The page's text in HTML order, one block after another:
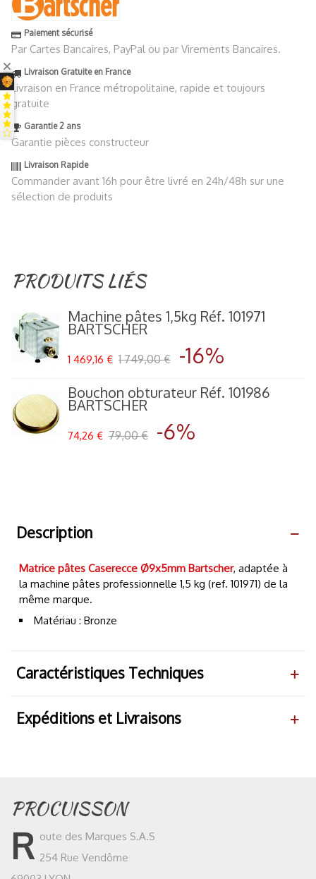
Paiement sécurisé
Par Cartes Bancaires, PayPal ou par Virements Bancaires.
Livraison Gratuite en France
Livraison en France métropolitaine, rapide et toujours
gratuite
Garantie 2 ans
Garantie pièces constructeur
Livraison Rapide
Commander avant 16h pour être livré en 24h/48h sur une
sélection de produits
PRODUITS LIÉS
Machine pâtes 1,5kg Réf. 101971
BARTSCHER
1 469,16 € 1 749,00 € -16%
Bouchon obturateur Réf. 101986
BARTSCHER
74,26 € 79,00 € -6%
Description
Matrice pâtes Caserecce Ø9x5mm Bartscher, adaptée à
la machine pâtes professionnelle 1,5 kg (ref. 101971) de la
même marque.
Matériau : Bronze
Caractéristiques Techniques
Expéditions et Livraisons
PROCUISSON
R oute des Marques S.A.S
254 Rue Vendôme